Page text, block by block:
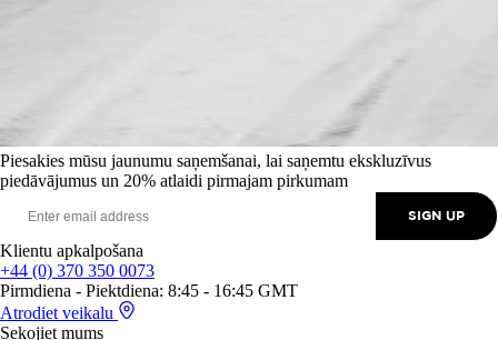
Piesakies mūsu jaunumu saņemšanai, lai saņemtu ekskluzīvus
piedāvājumus un 20% atlaidi pirmajam pirkumam
Klientu apkalpošana
+44 (0) 370 350 0073
Pirmdiena - Piektdiena: 8:45 - 16:45 GMT
Atrodiet veikalu
Sekojiet mums